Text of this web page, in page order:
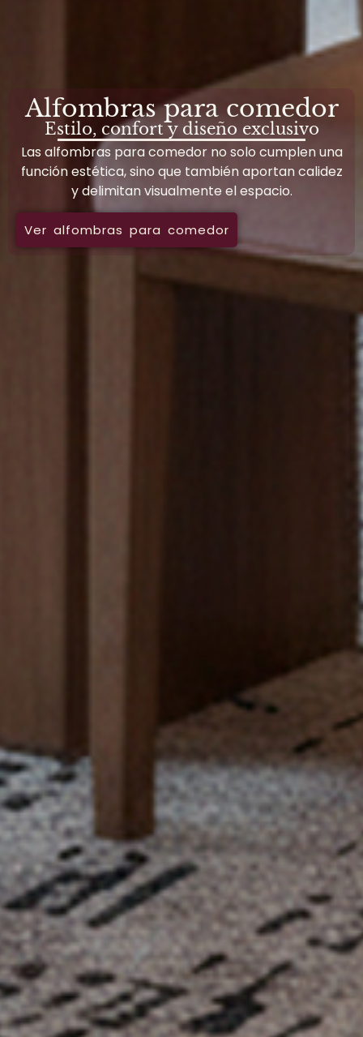
Alfombras para comedor
Estilo, confort y diseño exclusivo
Las alfombras para comedor no solo cumplen una
función estética, sino que también aportan calidez
y delimitan visualmente el espacio.
Ver alfombras para comedor